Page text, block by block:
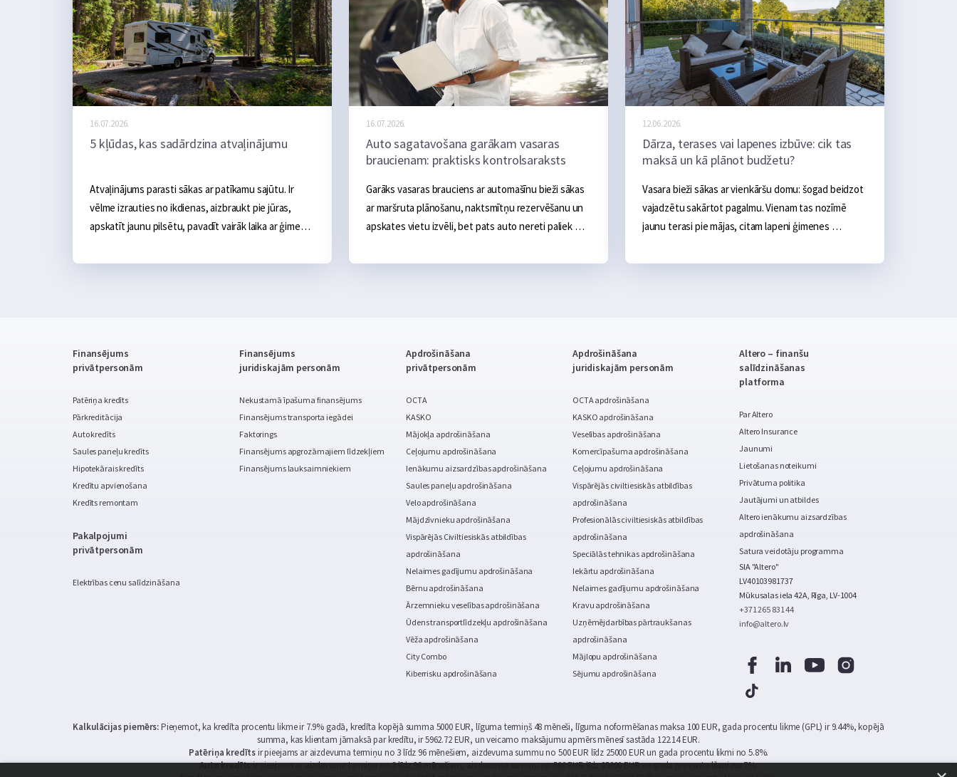
16.07.2026.
5 kļūdas, kas sadārdzina atvaļinājumu
Atvaļinājums parasti sākas ar patīkamu sajūtu. Ir
vēlme izrauties no ikdienas, aizbraukt pie jūras,
apskatīt jaunu pilsētu, pavadīt vairāk laika ar ģimeni
šķiet, ka galvenie izdevumi ir skaidri: naktsmītne,
16.07.2026.
Auto sagatavošana garākam vasaras
braucienam: praktisks kontrolsaraksts
Garāks vasaras brauciens ar automašīnu bieži sākas
ar maršruta plānošanu, naktsmītņu rezervēšanu un
apskates vietu izvēli, bet pats auto nereti paliek
šķiet, ka arī vairāku simtu vai tūkstošu kilometru
12.06.2026.
Dārza, terases vai lapenes izbūve: cik tas
maksā un kā plānot budžetu?
Vasara bieži sākas ar vienkāršu domu: šogad beidzot
vajadzētu sakārtot pagalmu. Vienam tas nozīmē
jaunu terasi pie mājas, citam lapeni ģimenes
vietu, āra virtuvi vai sakoptu dārza zonu. Sākumā tas
Finansējums
privātpersonām
Patēriņa kredīts
Pārkreditācija
Auto kredīts
Saules paneļu kredīts
Hipotekārais kredīts
Kredītu apvienošana
Kredīts remontam
Pakalpojumi
privātpersonām
Elektrības cenu salīdzināšana
Finansējums
juridiskajām personām
Nekustamā īpašuma finansējums
Finansējums transporta iegādei
Faktorings
Finansējums apgrozāmajiem līdzekļiem
Finansējums lauksaimniekiem
Apdrošināšana
privātpersonām
OCTA
KASKO
Mājokļa apdrošināšana
Ceļojumu apdrošināšana
Ienākumu aizsardzības apdrošināšana
Saules paneļu apdrošināšana
Velo apdrošināšana
Mājdzīvnieku apdrošināšana
Vispārējās Civiltiesiskās atbildības
apdrošināšana
Nelaimes gadījumu apdrošināšana
Bērnu apdrošināšana
Ārzemnieku veselības apdrošināšana
Ūdens transportlīdzekļu apdrošināšana
Vēža apdrošināšana
City Combo
Kiberrisku apdrošināšana
Apdrošināšana
juridiskajām personām
OCTA apdrošināšana
KASKO apdrošināšana
Veselības apdrošināšana
Komercīpašuma apdrošināšana
Ceļojumu apdrošināšana
Vispārējās civiltiesiskās atbildības
apdrošināšana
Profesionālās civiltiesiskās atbildības
apdrošināšana
Speciālās tehnikas apdrošināšana
Iekārtu apdrošināšana
Nelaimes gadījumu apdrošināšana
Kravu apdrošināšana
Uzņēmējdarbības pārtraukšanas
apdrošināšana
Mājlopu apdrošināšana
Sējumu apdrošināšana
Altero – finanšu
salīdzināšanas
platforma
Par Altero
Altero Insurance
Jaunumi
Lietošanas noteikumi
Privātuma politika
Jautājumi un atbildes
Altero ienākumu aizsardzības
apdrošināšana
Satura veidotāju programma
SIA "Altero"
LV40103981737
Mūkusalas iela 42A, Rīga, LV-1004
+371 265 831 44
info@altero.lv
Kalkulācijas piemērs:Pieņemot, ka kredīta procentu likme ir 7.9% gadā, kredīta kopējā summa 5000 EUR, līguma termiņš 48 mēneši, līguma noformēšanas maksa 100 EUR, gada procentu likme (GPL) ir 9.44%, kopējā
summa, kas klientam jāmaksā par kredītu, ir 5962.72 EUR, un veicamo maksājumu apmērs mēnesī sastāda 122.14 EUR.
Patēriņa kredītsir pieejams ar aizdevuma termiņu no 3 līdz 96 mēnešiem, aizdevuma summu no 500 EUR līdz 25000 EUR un gada procentu likmi no 5.8%.
Auto kredītsir pieejams ar aizdevuma termiņu no 3 līdz 96 mēnešiem, aizdevuma summu no 500 EUR līdz 25000 EUR un gada procentu likmi no 7%.